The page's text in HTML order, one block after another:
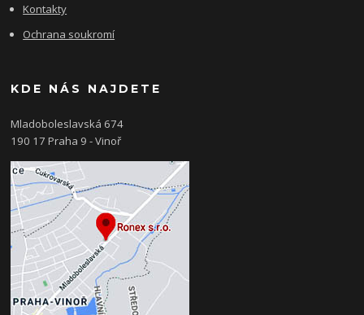
Kontakty
Ochrana soukromí
KDE NÁS NAJDETE
Mladoboleslavská 674
190 17 Praha 9 - Vinoř